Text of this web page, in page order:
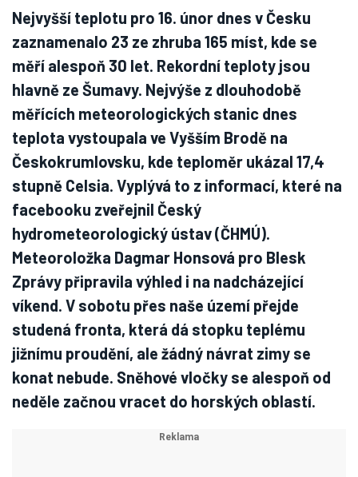
Nejvyšší teplotu pro 16. únor dnes v Česku
zaznamenalo 23 ze zhruba 165 míst, kde se
měří alespoň 30 let. Rekordní teploty jsou
hlavně ze Šumavy. Nejvýše z dlouhodobě
měřících meteorologických stanic dnes
teplota vystoupala ve Vyšším Brodě na
Českokrumlovsku, kde teploměr ukázal 17,4
stupně Celsia. Vyplývá to z informací, které na
facebooku zveřejnil Český
hydrometeorologický ústav (ČHMÚ).
Meteoroložka Dagmar Honsová pro Blesk
Zprávy připravila výhled i na nadcházející
víkend. V sobotu přes naše území přejde
studená fronta, která dá stopku teplému
jižnímu proudění, ale žádný návrat zimy se
konat nebude. Sněhové vločky se alespoň od
neděle začnou vracet do horských oblastí.